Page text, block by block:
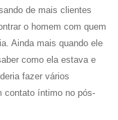
de mais clientes
o homem com quem
Ainda mais quando ele
como ela estava e
fazer vários
contato íntimo no pós-